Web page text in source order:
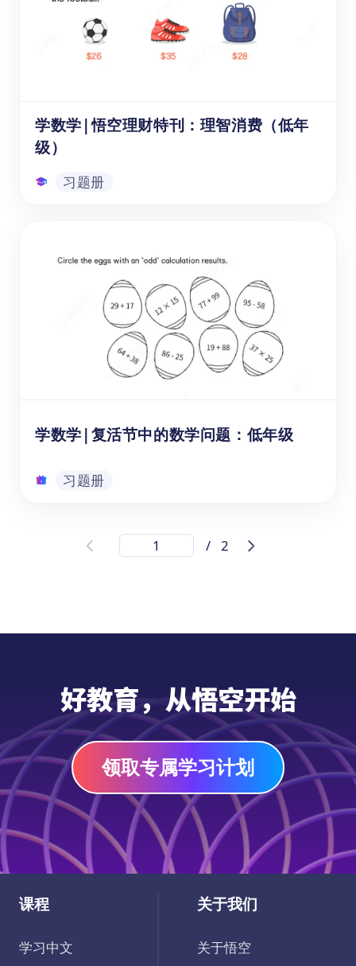
识的专题练习册。它在介绍国际圆周率日（即
国际数学日）的同时，提供10道数学题，以
此加深学生对于圆这一图形的理解和多元运用
册，本资源为上册。
学数学|悟空理财特刊：理智消费（低年
级）
习题册
级）
《悟空理财特刊：理智消费（低年级）》是一
本专门针对6-8岁儿童设计的财商教育读物，
借助故事叙述与应用题练习，帮助孩子树立理
智消费意识。《悟空数学理财特刊》系列共
10册，本书为第三册。
学数学|复活节中的数学问题：低年级
习题册
学数学|复活节中的数学问题：低年级
《学数学|复活节中的数学问题：低年级》以
设计了十五道与节日相关的应用题，帮助孩子
/ 2
好教育，从悟空开始
领取专属学习计划
课程
学习中文
关于我们
关于悟空